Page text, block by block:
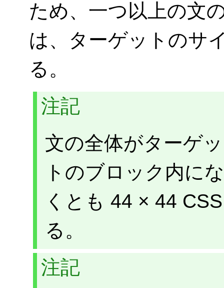
ため、一つ以上の文
は、ターゲットのサ
る。
注記
文の全体がターゲ
トのブロック内に
くとも 44 × 44
る。
注記